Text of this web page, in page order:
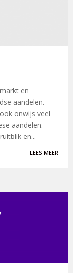
en
aandelen.
onwijs veel
aandelen.
en...
LEES MEER